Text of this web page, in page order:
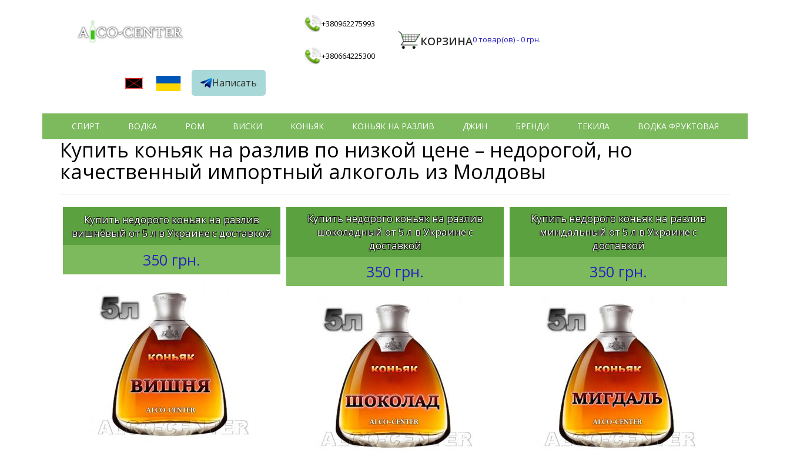
Написать
+380962275993
+380664225300
КОРЗИНА0товар(ов) -0 грн.
СПИРТ ВОДКА РОМ ВИСКИ КОНЬЯК КОНЬЯК НА РАЗЛИВ ДЖИН БРЕНДИ ТЕКИЛА ВОДКА ФРУКТОВАЯ
Купить коньяк на разлив по низкой цене – недорогой, но
качественный импортный алкоголь из Молдовы
Купить недорого коньяк на разлив
вишнёвый от 5 л в Украине с доставкой
350 грн.
Купить недорого коньяк на разлив
шоколадный от 5 л в Украине с
доставкой
350 грн.
Купить недорого коньяк на разлив
миндальный от 5 л в Украине с
доставкой
350 грн.